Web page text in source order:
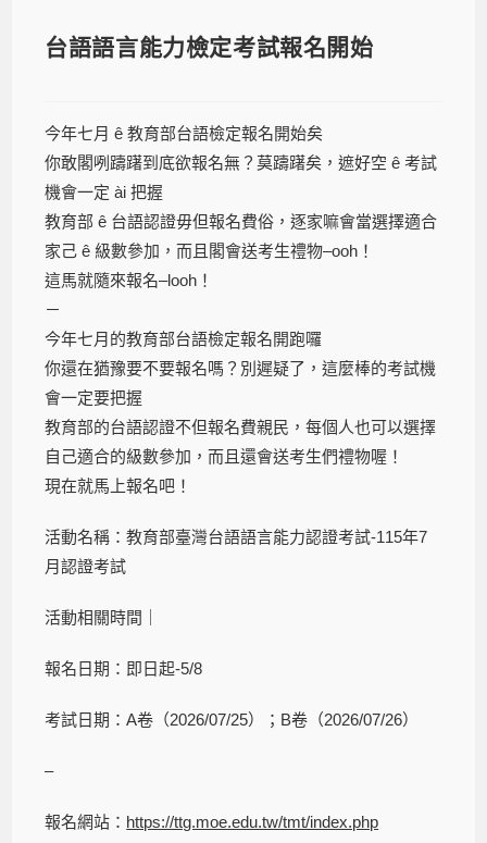
台語語言能力檢定考試報名開始
今年七月 ê 教育部台語檢定報名開始矣
你敢閣咧躊躇到底欲報名無？莫躊躇矣，遮好空 ê 考試
機會一定 ài 把握
教育部 ê 台語認證毋但報名費俗，逐家嘛會當選擇適合
家己 ê 級數參加，而且閣會送考生禮物–ooh！
這馬就隨來報名–looh！
－
今年七月的教育部台語檢定報名開跑囉
你還在猶豫要不要報名嗎？別遲疑了，這麼棒的考試機
會一定要把握
教育部的台語認證不但報名費親民，每個人也可以選擇
自己適合的級數參加，而且還會送考生們禮物喔！
現在就馬上報名吧！
活動名稱：教育部臺灣台語語言能力認證考試-115年7
月認證考試
活動相關時間｜
報名日期：即日起-5/8
考試日期：A卷（2026/07/25）；B卷（2026/07/26）
–
報名網站： https://ttg.moe.edu.tw/tmt/index.php